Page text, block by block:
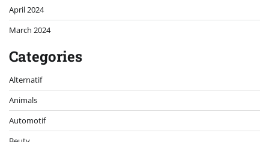
April 2024
March 2024
Categories
Alternatif
Animals
Automotif